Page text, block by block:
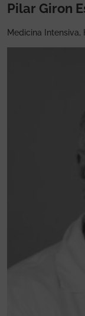
Pilar Giron
Medicina Intensiva,